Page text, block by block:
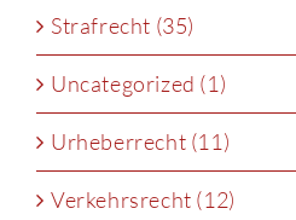
Strafrecht (35)
Uncategorized (1)
Urheberrecht (11)
Verkehrsrecht (12)